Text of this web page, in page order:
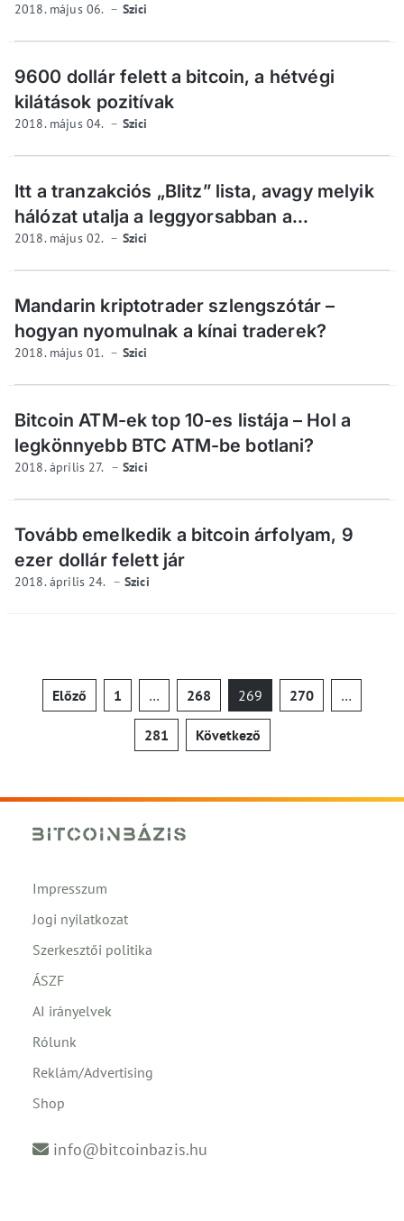
2018. május 06. Szici
9600 dollár felett a bitcoin, a hétvégi
kilátások pozitívak
2018. május 04. Szici
Itt a tranzakciós „Blitz” lista, avagy melyik
hálózat utalja a leggyorsabban a...
2018. május 02. Szici
Mandarin kriptotrader szlengszótár –
hogyan nyomulnak a kínai traderek?
2018. május 01. Szici
Bitcoin ATM-ek top 10-es listája – Hol a
legkönnyebb BTC ATM-be botlani?
2018. április 27. Szici
Tovább emelkedik a bitcoin árfolyam, 9
ezer dollár felett jár
2018. április 24. Szici
Bejegyzések
lapozása
Előző 1 … 268 269 270 …
281 Következő
Impresszum
Jogi nyilatkozat
Szerkesztői politika
ÁSZF
AI irányelvek
Rólunk
Reklám/Advertising
Shop
info@bitcoinbazis.hu